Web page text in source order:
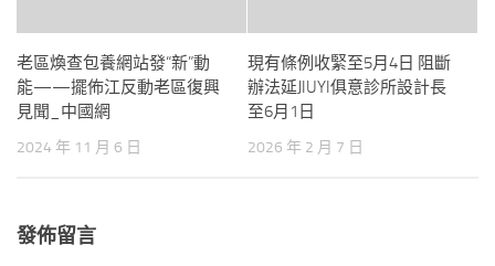
老區煥查包養網站發“新”動
能——擺佈江反動老區復興
見聞_中國網
2024 年 11 月 6 日
現有條例收緊至5月4日 阻斷
辦法延JIUYI俱意診所設計長
至6月1日
2026 年 2 月 7 日
發佈留言